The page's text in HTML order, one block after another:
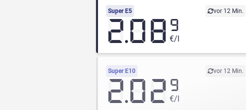
Super E5 vor 12 Min.
2.08 9
€/l
Super E10 vor 12 Min.
2.02 9
€/l